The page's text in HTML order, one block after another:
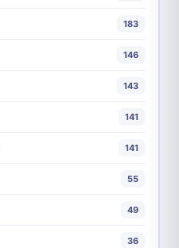
183
146
143
141
141
55
49
36